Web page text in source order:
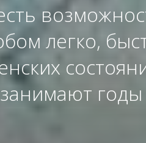
легко,
годы